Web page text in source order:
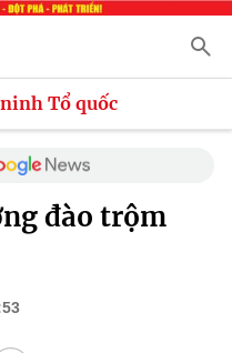
Tổ quốc
đào trộm